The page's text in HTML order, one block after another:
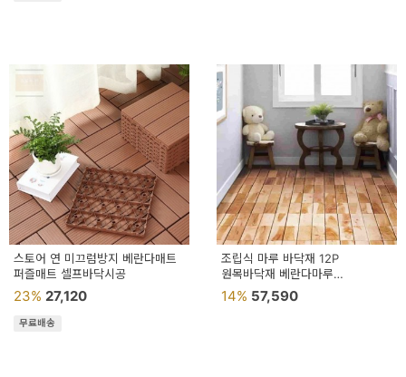
스토어 연 미끄럼방지 베란다매트
퍼즐매트 셀프바닥시공
23% 27,120
무료배송
조립식 마루 바닥재 12P
원목바닥재 베란다마루
베란다조립마루 바닥셀프시공
14% 57,590